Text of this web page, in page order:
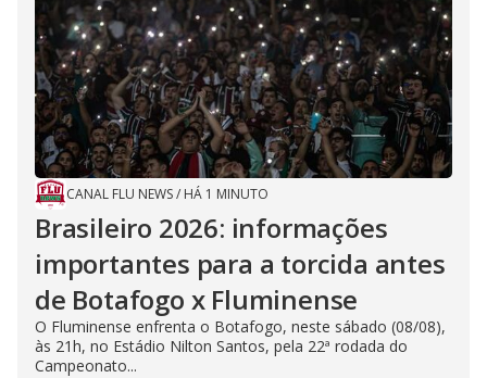
CANAL FLU NEWS/ HÁ 1 MINUTO
Brasileiro 2026: informações
importantes para a torcida antes
de Botafogo x Fluminense
O Fluminense enfrenta o Botafogo, neste sábado (08/08),
às 21h, no Estádio Nilton Santos, pela 22ª rodada do
Campeonato...